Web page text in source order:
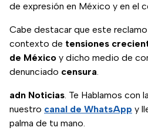
de expresión en México y en el
Cabe destacar que este reclamo
contexto de tensiones
de México y dicho medio de
denunciado censura.
adn Noticias. Te Hablamos con
nuestro canal de WhatsApp y
palma de tu mano.